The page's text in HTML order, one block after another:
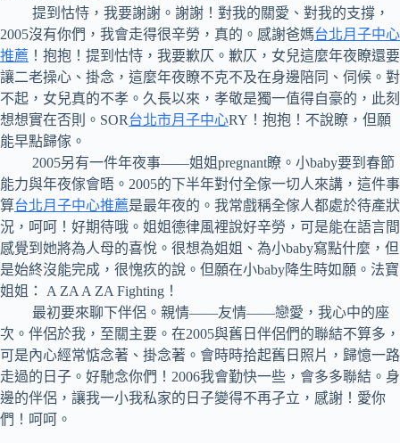
提到怙恃，我要謝謝。謝謝！對我的關愛、對我的支撐，
2005沒有你們，我會走得很辛勞，真的。感謝爸媽台北月子中心
推薦 ！抱抱！提到怙恃，我要歉仄。歉仄，女兒這麼年夜瞭還要
讓二老操心、掛念，這麼年夜瞭不克不及在身邊陪同、伺候。對
不起，女兒真的不孝。久長以來，孝敬是獨一值得自豪的，此刻
想想實在否則。SOR台北市月子中心RY！抱抱！不說瞭，但願
能早點歸傢。
2005另有一件年夜事——姐姐pregnant瞭。小baby要到春節
能力與年夜傢會晤。2005的下半年對付全傢一切人來講，這件事
算台北月子中心推薦是最年夜的。我常戲稱全傢人都處於待產狀
況，呵呵！好期待哦。姐姐德律風裡說好辛勞，可是能在語言間
感覺到她將為人母的喜悅。很想為姐姐、為小baby寫點什麼，但
是始終沒能完成，很愧疚的說。但願在小baby降生時如願。法寶
姐姐： A ZA A ZA Fighting！
最初要來聊下伴侶。親情——友情——戀愛，我心中的座
次。伴侶於我，至關主要。在2005與舊日伴侶們的聯結不算多，
可是內心經常惦念著、掛念著。會時時拾起舊日照片，歸憶一路
走過的日子。好馳念你們！2006我會勤快一些，會多多聯結。身
邊的伴侶，讓我一小我私家的日子變得不再孑立，感謝！愛你
們！呵呵。